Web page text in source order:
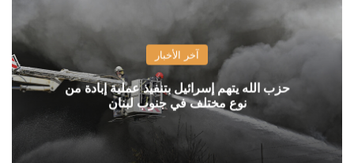
آخر الأخبار
حزب الله يتهم إسرائيل بتنفيذ عملية إبادة من
نوع مختلف في جنوب لبنان